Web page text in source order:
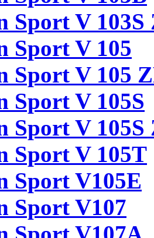
Sport V 103S
Sport V 105
Sport V 105
Sport V 105S
Sport V 105S
Sport V 105T
Sport V105E
Sport V107